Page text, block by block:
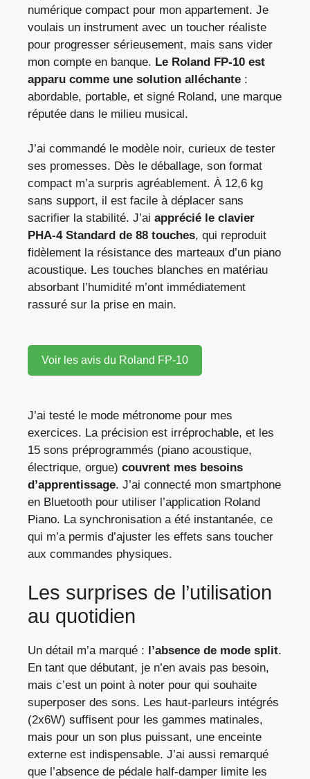
numérique compact pour mon appartement. Je
voulais un instrument avec un toucher réaliste
pour progresser sérieusement, mais sans vider
mon compte en banque. Le Roland FP-10 est
apparu comme une solution alléchante :
abordable, portable, et signé Roland, une marque
réputée dans le milieu musical.
J’ai commandé le modèle noir, curieux de tester
ses promesses. Dès le déballage, son format
compact m’a surpris agréablement. À 12,6 kg
sans support, il est facile à déplacer sans
sacrifier la stabilité. J’ai apprécié le clavier
PHA-4 Standard de 88 touches, qui reproduit
fidèlement la résistance des marteaux d’un piano
acoustique. Les touches blanches en matériau
absorbant l’humidité m’ont immédiatement
rassuré sur la prise en main.
Voir les avis du Roland FP-10
J’ai testé le mode métronome pour mes
exercices. La précision est irréprochable, et les
15 sons préprogrammés (piano acoustique,
électrique, orgue) couvrent mes besoins
d’apprentissage. J’ai connecté mon smartphone
en Bluetooth pour utiliser l’application Roland
Piano. La synchronisation a été instantanée, ce
qui m’a permis d’ajuster les effets sans toucher
aux commandes physiques.
Les surprises de l’utilisation
au quotidien
Un détail m’a marqué : l’absence de mode split.
En tant que débutant, je n’en avais pas besoin,
mais c’est un point à noter pour qui souhaite
superposer des sons. Les haut-parleurs intégrés
(2x6W) suffisent pour les gammes matinales,
mais pour un son plus puissant, une enceinte
externe est indispensable. J’ai aussi remarqué
que l’absence de pédale half-damper limite les